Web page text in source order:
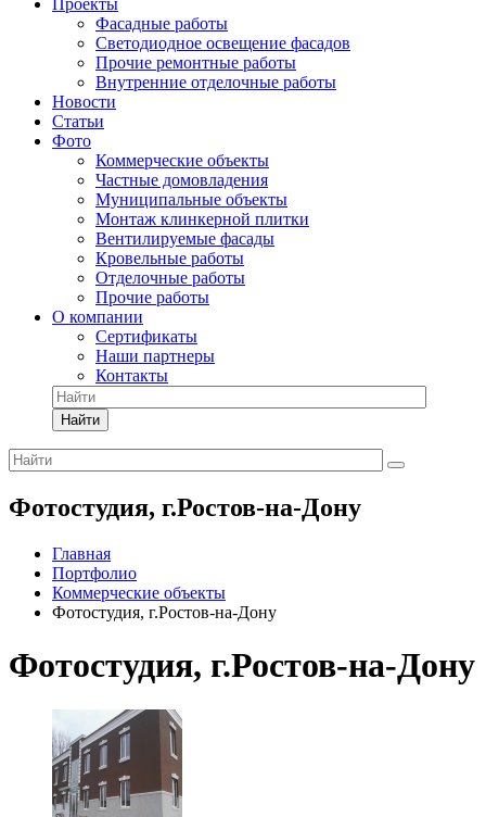
Проекты
Фасадные работы
Светодиодное освещение фасадов
Прочие ремонтные работы
Внутренние отделочные работы
Новости
Статьи
Фото
Коммерческие объекты
Частные домовладения
Муниципальные объекты
Монтаж клинкерной плитки
Вентилируемые фасады
Кровельные работы
Отделочные работы
Прочие работы
О компании
Сертификаты
Наши партнеры
Контакты
Найти
Фотостудия, г.Ростов-на-Дону
Главная
Портфолио
Коммерческие объекты
Фотостудия, г.Ростов-на-Дону
Фотостудия, г.Ростов-на-Дону